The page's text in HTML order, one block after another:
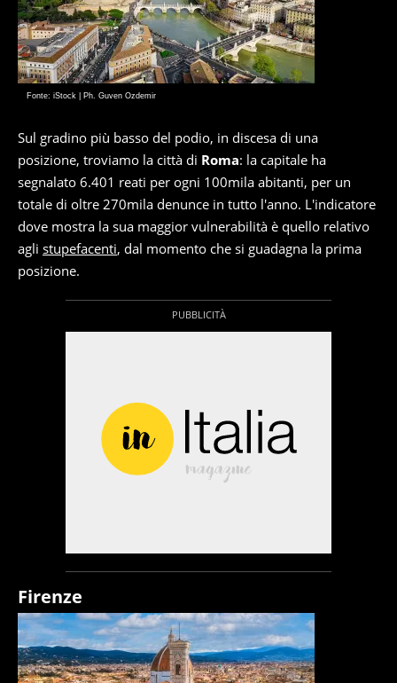
Fonte: iStock | Ph. Guven Ozdemir
Sul gradino più basso del podio, in discesa di una
posizione, troviamo la città di Roma: la capitale ha
segnalato 6.401 reati per ogni 100mila abitanti, per un
totale di oltre 270mila denunce in tutto l'anno. L'indicatore
dove mostra la sua maggior vulnerabilità è quello relativo
agli stupefacenti, dal momento che si guadagna la prima
posizione.
Firenze